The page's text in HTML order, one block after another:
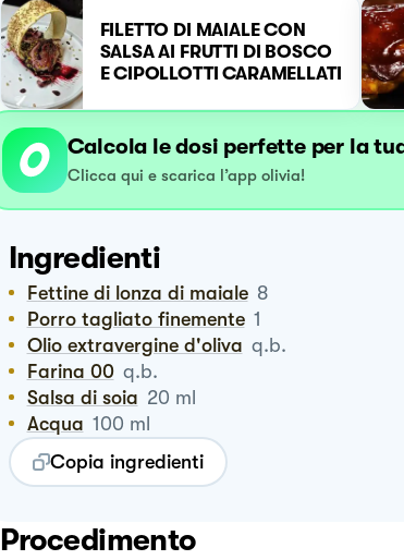
FILETTO DI MAIALE CON
SALSA AI FRUTTI DI BOSCO
E CIPOLLOTTI CARAMELLATI
Calcola le dosi perfette per la
Clicca qui e scarica l’app olivia!
Ingredienti
Fettine di lonza di maiale 8
Porro tagliato finemente 1
Olio extravergine d'oliva q.b.
Farina 00 q.b.
Salsa di soia 20 ml
Acqua 100 ml
Copia ingredienti
Procedimento